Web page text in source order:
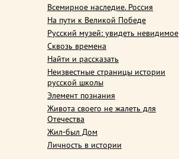
Всемирное наследие. Россия
На пути к Великой Победе
Русский музей: увидеть невидимое
Сквозь времена
Найти и рассказать
Неизвестные страницы истории
русской школы
Элемент познания
Живота своего не жалеть для
Отечества
Жил-был Дом
Личность в истории